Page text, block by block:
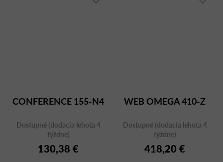
CONFERENCE 155-N4
Dostupné (dodacia lehota 4
týždne)
130,38 €
WEB OMEGA 410-Z
Dostupné (dodacia lehota 4
týždne)
418,20 €